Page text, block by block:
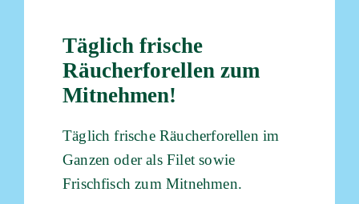
Täglich frische
Räucherforellen zum
Mitnehmen!
Täglich frische Räucherforellen im
Ganzen oder als Filet sowie
Frischfisch zum Mitnehmen.